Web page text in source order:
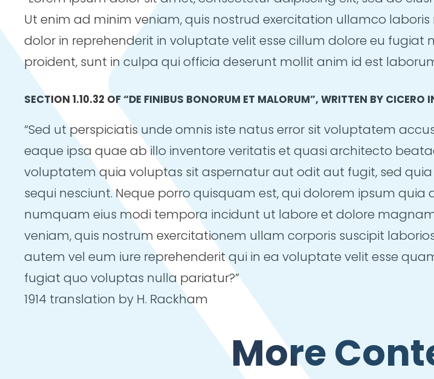
Ut enim ad minim veniam, quis nostrud exercitation ullamco
dolor in reprehenderit in voluptate velit esse cillum dolore eu
proident, sunt in culpa qui officia deserunt mollit anim id est
SECTION 1.10.32 OF “DE FINIBUS BONORUM ET MALORUM”, WRITTEN BY CICERO
“Sed ut perspiciatis unde omnis iste natus error sit voluptatem
eaque ipsa quae ab illo inventore veritatis et quasi architecto
voluptatem quia voluptas sit aspernatur aut odit aut fugit, sed
sequi nesciunt. Neque porro quisquam est, qui dolorem ipsum
numquam eius modi tempora incidunt ut labore et dolore
veniam, quis nostrum exercitationem ullam corporis suscipit
autem vel eum iure reprehenderit qui in ea voluptate velit esse
fugiat quo voluptas nulla pariatur?”
1914 translation by H. Rackham
More